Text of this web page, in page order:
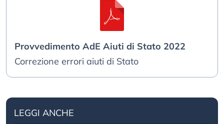
Provvedimento AdE Aiuti di Stato 2022
Correzione errori aiuti di Stato
LEGGI ANCHE